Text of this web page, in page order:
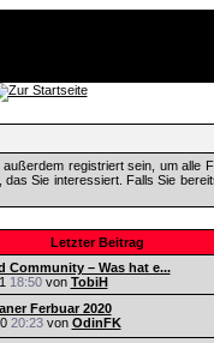
registriert sein, um alle
Sie interessiert. Falls Sie
Letzter Beitrag
Community – Was hat e...
18:50von TobiH
Ferbuar 2020
20:23von OdinFK